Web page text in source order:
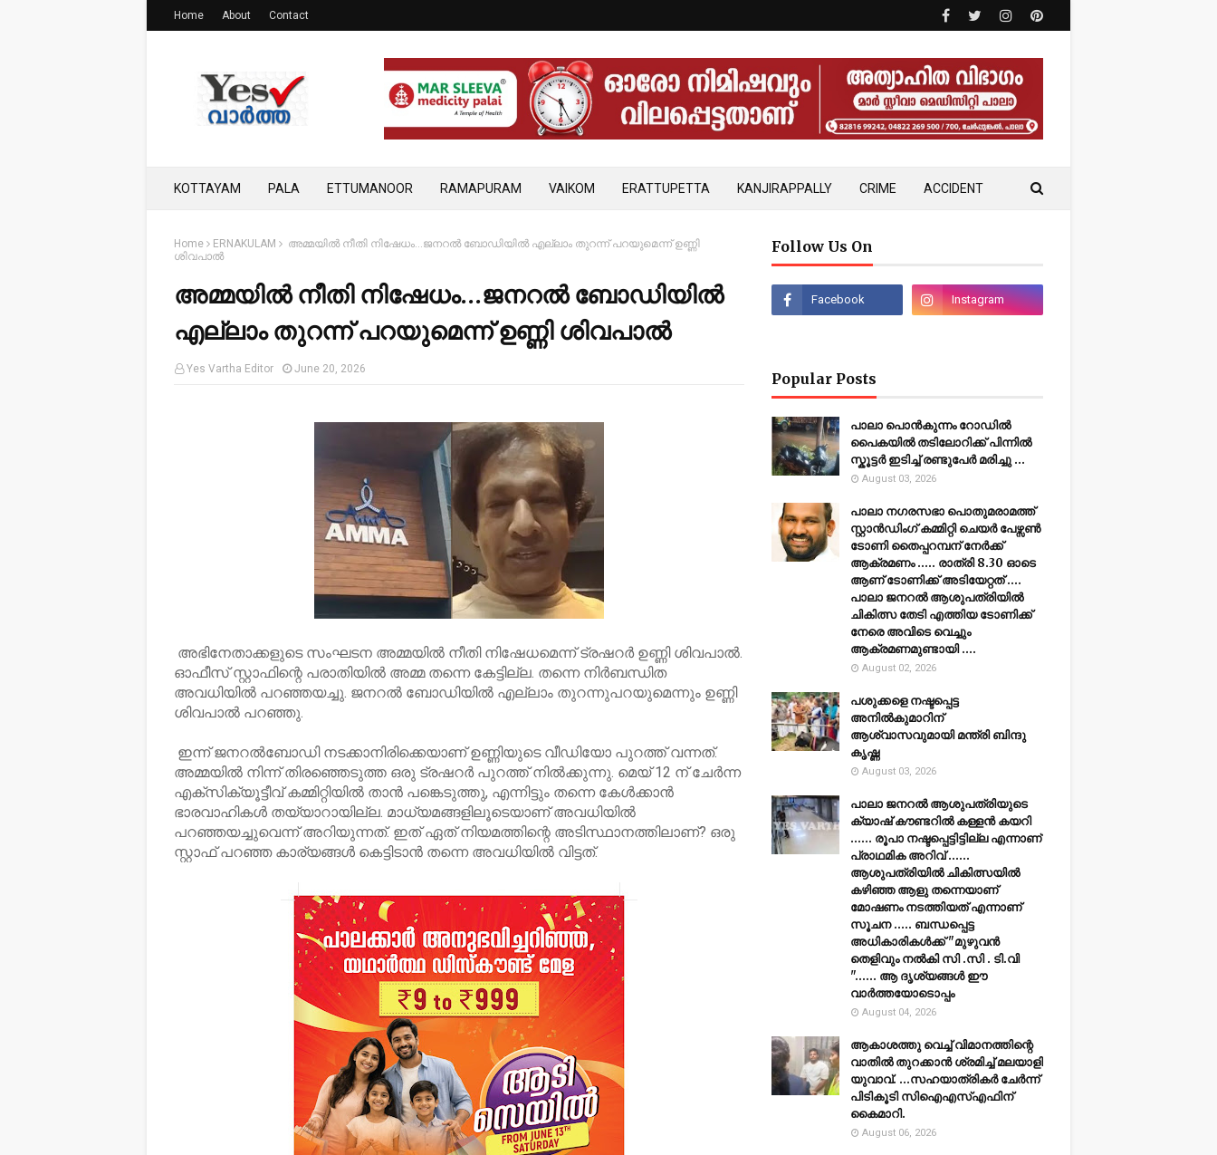
Home About Contact
KOTTAYAM PALA ETTUMANOOR RAMAPURAM VAIKOM ERATTUPETTA KANJIRAPPALLY CRIME ACCIDENT
Home ERNAKULAM
അമ്മയിൽ നീതി നിഷേധം…ജനറൽ ബോഡിയിൽ എല്ലാം തുറന്ന് പറയുമെന്ന് ഉണ്ണി
ശിവപാൽ
അമ്മയിൽ നീതി നിഷേധം…ജനറൽ ബോഡിയിൽ
എല്ലാം തുറന്ന് പറയുമെന്ന് ഉണ്ണി ശിവപാൽ
Yes Vartha Editor June 20, 2026
അഭിനേതാക്കളുടെ സംഘടന അമ്മയിൽ നീതി നിഷേധമെന്ന് ട്രഷറർ ഉണ്ണി ശിവപാൽ.
ഓഫീസ് സ്റ്റാഫിന്റെ പരാതിയിൽ അമ്മ തന്നെ കേട്ടില്ല. തന്നെ നിർബന്ധിത
അവധിയിൽ പറഞ്ഞയച്ചു. ജനറൽ ബോഡിയിൽ എല്ലാം തുറന്നുപറയുമെന്നും ഉണ്ണി
ശിവപാൽ പറഞ്ഞു.
ഇന്ന് ജനറൽബോഡി നടക്കാനിരിക്കെയാണ് ഉണ്ണിയുടെ വീഡിയോ പുറത്ത് വന്നത്.
അമ്മയിൽ നിന്ന് തിരഞ്ഞെടുത്ത ഒരു ട്രഷറർ പുറത്ത് നിൽക്കുന്നു. മെയ് 12 ന് ചേർന്ന
എക്സിക്യൂട്ടീവ് കമ്മിറ്റിയിൽ താൻ പങ്കെടുത്തു, എന്നിട്ടും തന്നെ കേൾക്കാൻ
ഭാരവാഹികൾ തയ്യാറായില്ല. മാധ്യമങ്ങളിലൂടെയാണ് അവധിയിൽ
പറഞ്ഞയച്ചുവെന്ന് അറിയുന്നത്. ഇത് ഏത് നിയമത്തിന്റെ അടിസ്ഥാനത്തിലാണ്? ഒരു
സ്റ്റാഫ് പറഞ്ഞ കാര്യങ്ങൾ കെട്ടിടാൻ തന്നെ അവധിയിൽ വിട്ടത്.
Follow Us On
Popular Posts
പാലാ പൊൻകുന്നം റോഡിൽ
പൈകയിൽ തടിലോറിക്ക് പിന്നിൽ
സ്കൂട്ടർ ഇടിച്ച് രണ്ടുപേർ മരിച്ചു ...
August 03, 2026
പാലാ നഗരസഭാ പൊതുമരാമത്ത്
സ്റ്റാൻഡിംഗ് കമ്മിറ്റി ചെയർ പേഴ്സൺ
ടോണി തൈപ്പറമ്പന് നേർക്ക്
ആക്രമണം ..... രാത്രി 8.30 ഓടെ
ആണ് ടോണിക്ക് അടിയേറ്റത് ....
പാലാ ജനറൽ ആശുപത്രിയിൽ
ചികിത്സ തേടി എത്തിയ ടോണിക്ക്
നേരെ അവിടെ വെച്ചും
ആക്രമണമുണ്ടായി ....
August 02, 2026
പശുക്കളെ നഷ്ടപ്പെട്ട
അനിൽകുമാറിന്
ആശ്വാസവുമായി മന്ത്രി ബിന്ദു
കൃഷ്ണ
August 03, 2026
പാലാ ജനറൽ ആശുപത്രിയുടെ
ക്യാഷ് കൗണ്ടറിൽ കള്ളൻ കയറി
...... രൂപാ നഷ്ടപ്പെട്ടിട്ടില്ല എന്നാണ്
പ്രാഥമിക അറിവ് ......
ആശുപത്രിയിൽ ചികിത്സയിൽ
കഴിഞ്ഞ ആളു തന്നെയാണ്
മോഷണം നടത്തിയത് എന്നാണ്
സൂചന ..... ബന്ധപ്പെട്ട
അധികാരികൾക്ക് "മുഴുവൻ
തെളിവും നൽകി സി .സി . ടി.വി
"...... ആ ദൃശ്യങ്ങൾ ഈ
വാർത്തയോടൊപ്പം
August 04, 2026
ആകാശത്തു വെച്ച് വിമാനത്തിന്റെ
വാതില്‍ തുറക്കാന്‍ ശ്രമിച്ച് മലയാളി
യുവാവ്. ...സഹയാത്രികര്‍ ചേര്‍ന്ന്
പിടികൂടി സിഐഎസ്എഫിന്
കൈമാറി.
August 06, 2026